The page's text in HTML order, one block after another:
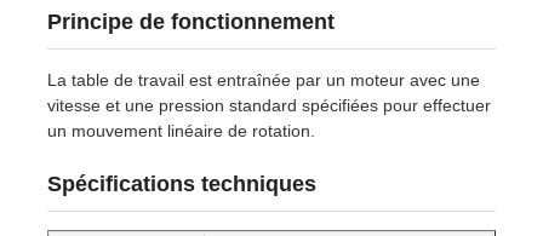
Machine d'essai d'impact
Machine d'essai d'abrasion
équipement d'essai en caoutchouc
Principe de fonctionnement
La table de travail est entraînée par un moteur avec une
vitesse et une pression standard spécifiées pour effectuer
un mouvement linéaire de rotation.
Spécifications techniques